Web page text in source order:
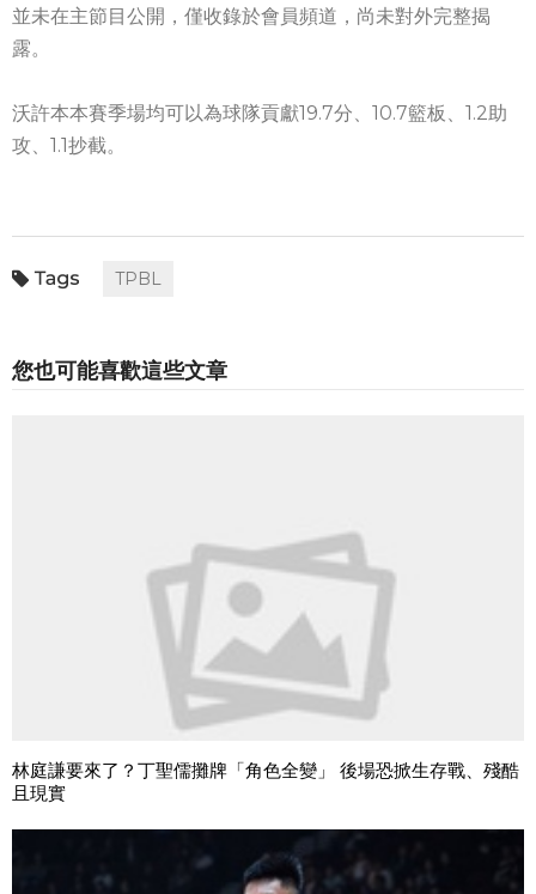
並未在主節目公開，僅收錄於會員頻道，尚未對外完整揭
露。
沃許本本賽季場均可以為球隊貢獻19.7分、10.7籃板、1.2助
攻、1.1抄截。
TPBL
您也可能喜歡這些文章
林庭謙要來了？丁聖儒攤牌「角色全變」 後場恐掀生存戰、殘酷
且現實